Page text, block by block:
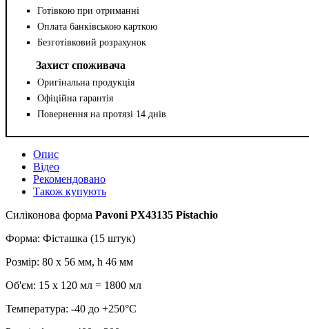
Готівкою при отриманні
Оплата банківською карткою
Безготівковий розрахунок
Захист споживача
Оригінальна продукція
Офіційна гарантія
Повернення на протязі 14 днів
Опис
Відео
Рекомендовано
Також купують
Силіконова форма Pavoni PX43135 Pistachio
Форма: Фісташка (15 штук)
Розмір: 80 х 56 мм, h 46 мм
Об'єм: 15 х 120 мл = 1800 мл
Температура: -40 до +250°С